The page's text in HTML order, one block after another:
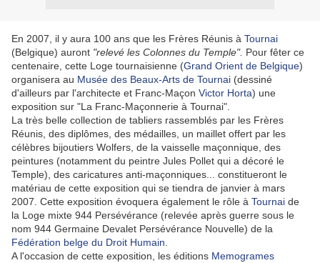
En 2007, il y aura 100 ans que les Frères Réunis à Tournai
(Belgique) auront "relevé les Colonnes du Temple". Pour fêter ce
centenaire, cette Loge tournaisienne (Grand Orient de Belgique)
organisera au Musée des Beaux-Arts de Tournai (dessiné
d'ailleurs par l'architecte et Franc-Maçon Victor Horta) une
exposition sur "La Franc-Maçonnerie à Tournai".
La très belle collection de tabliers rassemblés par les Frères
Réunis, des diplômes, des médailles, un maillet offert par les
célèbres bijoutiers Wolfers, de la vaisselle maçonnique, des
peintures (notamment du peintre Jules Pollet qui a décoré le
Temple), des caricatures anti-maçonniques... constitueront le
matériau de cette exposition qui se tiendra de janvier à mars
2007. Cette exposition évoquera également le rôle à Tournai de
la Loge mixte 944 Persévérance (relevée après guerre sous le
nom 944 Germaine Devalet Persévérance Nouvelle) de la
Fédération belge du Droit Humain
A l'occasion de cette exposition, les éditions Memogrames